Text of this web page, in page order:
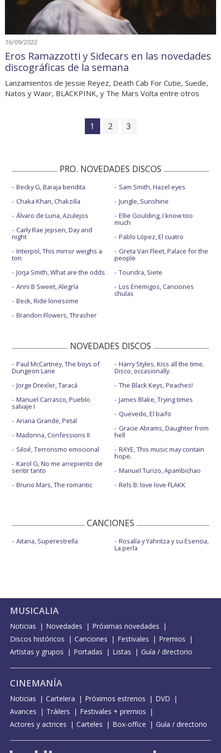
16/09/2022
Eros Ramazzotti y Sidecars en las novedades
discográficas de la semana
Lanzamientos de Jessie Reyez, Death Cab For Cutie, Suede,
Natos y Waor, BLACKPINK, y The Mars Volta entre otros
1 2 3
PRO. NOVEDADES DISCOS
Becky G, Baraja bendita
Chaka Khan, Chakzilla
Álvaro de Luna, Azulejos
Carly Rae Jepsen, Day and
night
Interpol, This mirror weighs a
ton
Jorja Smith, What are the odds
Anni B Sweet, Alegría
Beck, Ride lonesome
Brandon Flowers, Thrasher
Sam Smith, Hazel eyes
Jungle, Sunshine
Ellie Goulding, I know too
much
Pablo López, El cuatro
Greta Van Fleet, Palace for the
people
Toundra, Siete
Los Enemigos, Canciones
chulas
NOVEDADES DISCOS
Paul McCartney, The boys of
Dungeon Lane
Jorge Drexler, Taracá
Manuel Carrasco, Pueblo
salvaje I
Ariana Grande, Petal
Madonna, Confessions II
Siloé, Terrorismo emocional
Karol G, No me arrepiento de
sentir tanto
Bruno Mars, The romantic
Harry Styles, Kiss all the time.
Disco, occasionally.
The Black Keys, Peaches!
James Blake, Trying times
Quevedo, El baifo
Gracie Abrams, Daughter from
hell
RAYE, This music may contain
hope.
Manuel Turizo, Apambichao
Rels B: love love FLAKK
CANCIONES
Aitana, Superestrella Rosalía y Yahritza y su Esencia,
La perla
MUSICALIA
Noticias Novedades
Próximas novedades
Discos históricos
Canciones Festivales
Premios
Artistas y grupos
Portadas Listas Guía / directorio
CINEMANÍA
Noticias Cartelera Próximos estrenos
DVD
Avances
Tráilers
Festivales + premios
Actores y actrices
Carteles Box-office Guía / directorio